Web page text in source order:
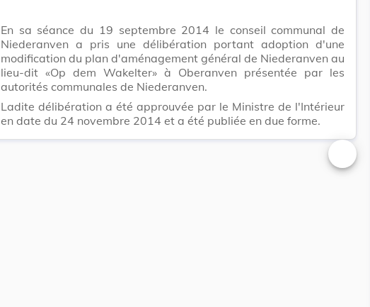
En sa séance du 19 septembre 2014 le conseil communal de
Niederanven a pris une délibération portant adoption d'une
modification du plan d'aménagement général de Niederanven au
lieu-dit «Op dem Wakelter» à Oberanven présentée par les
autorités communales de Niederanven.
Ladite délibération a été approuvée par le Ministre de l'Intérieur
en date du 24 novembre 2014 et a été publiée en due forme.